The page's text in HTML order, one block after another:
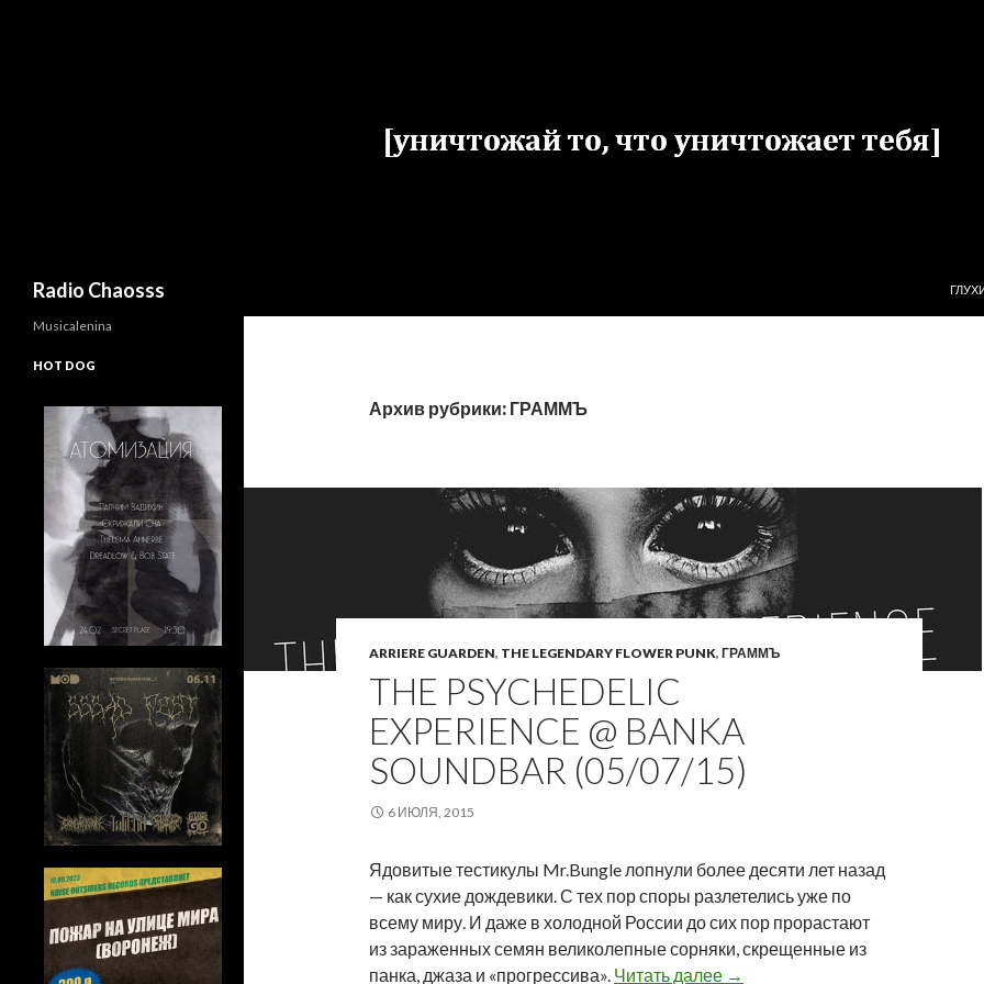
Radio Chaosss
Архив рубрики: ГРАММЪ
ARRIERE GUARDEN, THE LEGENDARY FLOWER PUNK, ГРАММЪ
THE PSYCHEDELIC
EXPERIENCE @ BANKA
SOUNDBAR (05/07/15)
6 ИЮЛЯ, 2015
Ядовитые тестикулы Mr.Bungle лопнули более десяти лет назад
— как сухие дождевики. С тех пор споры разлетелись уже по
всему миру. И даже в холодной России до сих пор прорастают
из зараженных семян великолепные сорняки, скрещенные из
панка, джаза и «прогрессива». Читать далее The Psychedelic Experience @
→
Musicalenina
HOT DOG